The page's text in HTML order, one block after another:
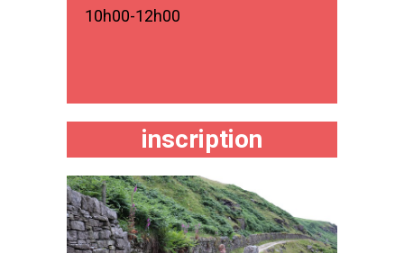
10h00-12h00
inscription